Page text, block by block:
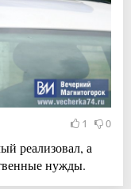
1 0
реализовал, а
нужды.